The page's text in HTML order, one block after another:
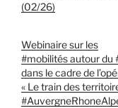
(02/26)
Webinaire sur les
#mobilités autour du
dans le cadre de
« Le train des